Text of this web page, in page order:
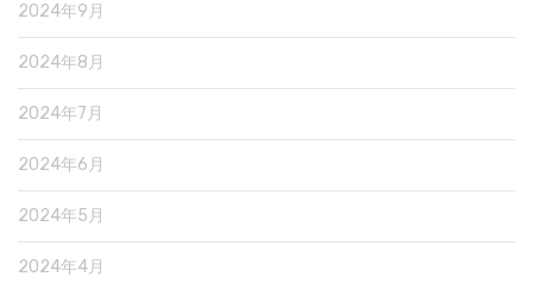
2024年9月
2024年8月
2024年7月
2024年6月
2024年5月
2024年4月